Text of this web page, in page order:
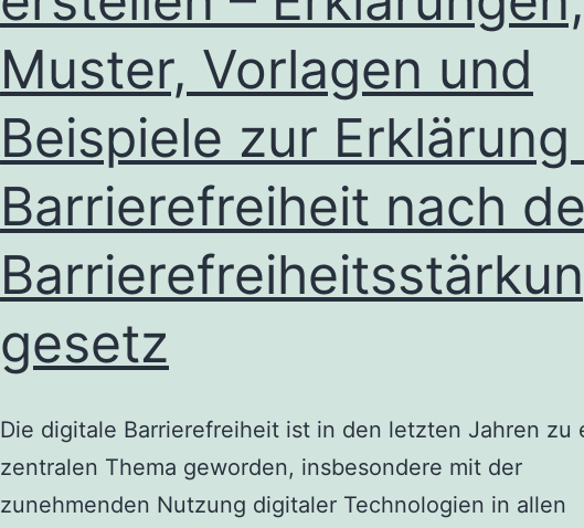
Muster, Vorlagen und
Beispiele zur
Barrierefreiheit nach
gesetz
Die digitale Barrierefreiheit ist in den letzten Jahren zu
zentralen Thema geworden, insbesondere mit der
zunehmenden Nutzung digitaler Technologien in allen